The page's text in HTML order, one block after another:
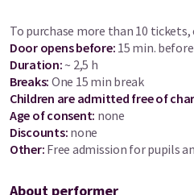
______________________
B. Dvarionas - valsas ekspromtas
M. K. Čiurlionis - Valsas
F. Chopin - Valsas e-moll op. psth.
E. Grieg Du norvegų šokiai nr. 2, nr. 3
Atlieka: AUGUSTAS NAVICKAS
To purchase more than 10
Door opens before: 15 min.
Duration: ~ 2,5 h
Breaks: One 15 min break
Children are admitted free of
Age of consent: none
Discounts: none
Other: Free admission for pupils
About performer